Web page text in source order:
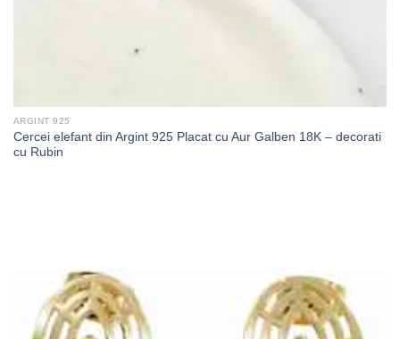
ARGINT 925
Cercei elefant din Argint 925 Placat cu Aur Galben 18K – decorati
cu Rubin